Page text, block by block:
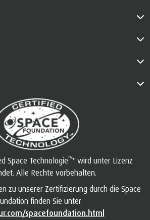
Space Technologie™" wird unter Lizenz
Alle Rechte vorbehalten.
zu unserer Zertifizierung durch die Space
finden Sie unter
spacefoundation.html